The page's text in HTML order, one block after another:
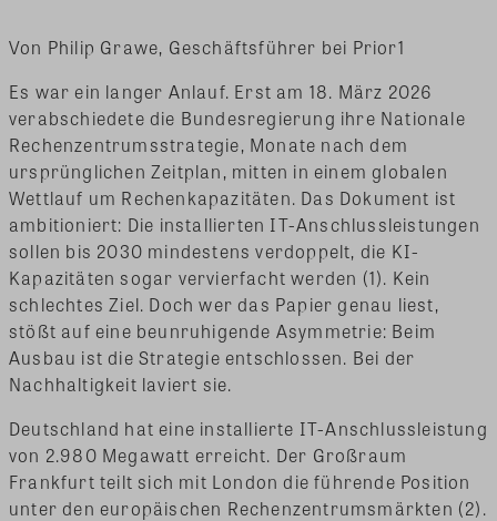
Von Philip Grawe, Geschäftsführer bei Prior1
Es war ein langer Anlauf. Erst am 18. März 2026
verabschiedete die Bundesregierung ihre Nationale
Rechenzentrumsstrategie, Monate nach dem
ursprünglichen Zeitplan, mitten in einem globalen
Wettlauf um Rechenkapazitäten. Das Dokument ist
ambitioniert: Die installierten IT-Anschlussleistungen
sollen bis 2030 mindestens verdoppelt, die KI-
Kapazitäten sogar vervierfacht werden (1). Kein
schlechtes Ziel. Doch wer das Papier genau liest,
stößt auf eine beunruhigende Asymmetrie: Beim
Ausbau ist die Strategie entschlossen. Bei der
Nachhaltigkeit laviert sie.
Deutschland hat eine installierte IT-Anschlussleistung
von 2.980 Megawatt erreicht. Der Großraum
Frankfurt teilt sich mit London die führende Position
unter den europäischen Rechenzentrumsmärkten (2).